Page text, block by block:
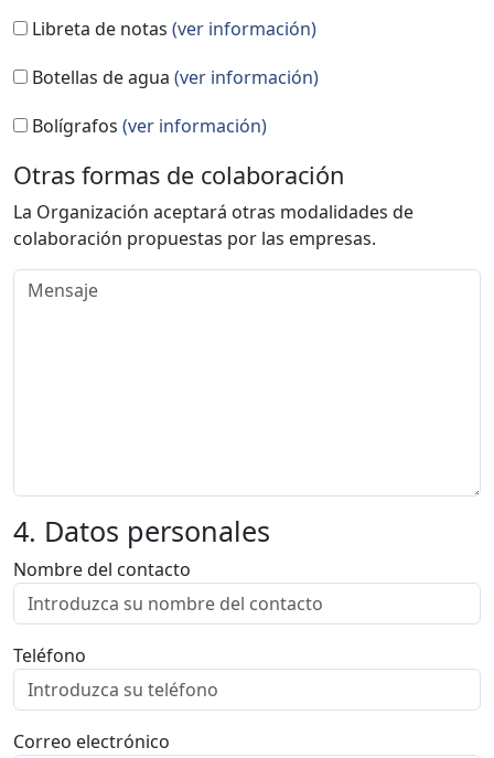
Libreta de notas (ver información)
Botellas de agua (ver información)
Bolígrafos (ver información)
Otras formas de colaboración
La Organización aceptará otras modalidades de
colaboración propuestas por las empresas.
4. Datos personales
Nombre del contacto
Teléfono
Correo electrónico